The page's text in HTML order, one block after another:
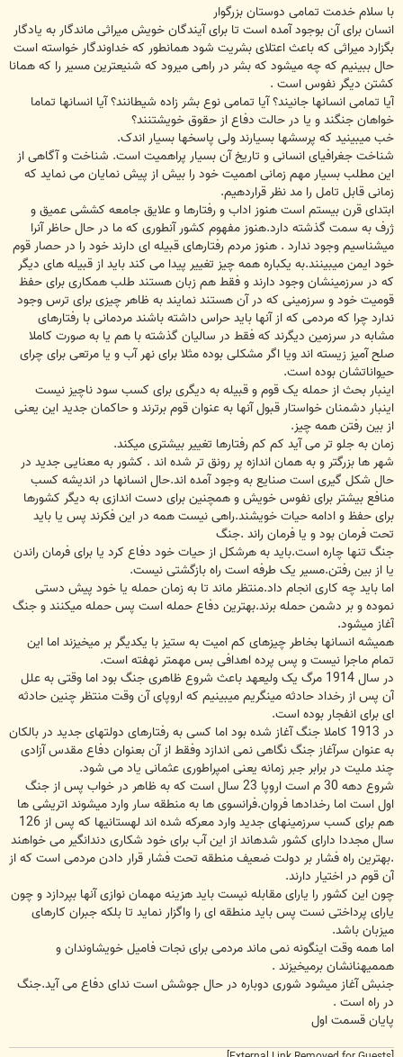
ت
با سلام خدمت تمامی دوستان بزرگوار
انسان برای آن بوجود آمده است تا برای آیندگان خویش میراثی ماندگار به یادگار
بگزارد میراثی که باعث اعتلای بشریت شود همانطور که خداوندگار خواسته است
حال ببینیم که چه میشود که بشر در راهی میرود که شنیعترین مسیر را که همانا
کشتن دیگر نفوس است .
آیا تمامی انسانها جانیند؟ آیا تمامی نوع بشر زاده شیطانند؟ آیا انسانها تماما
خواهان جنگند و یا در حالت دفاع از حقوق خویشتنند؟
خب میبینید که پرسشها بسیارند ولی پاسخها بسیار اندک.
شناخت جغرافیای انسانی و تاریخ آن بسیار پراهمیت است. شناخت و آگاهی از
این مطلب بسیار مهم زمانی اهمیت خود را بیش از پیش نمایان می نماید که
زمانی قابل تامل را مد نظر قراردهیم.
ابتدای قرن بیستم است هنوز اداب و رفتارها و علایق جامعه کششی عمیق و
ژرف به سمت گذشته دارد.هنوز مفهوم کشور آنطوری که ما در حال حاظر آنرا
میشناسیم وجود ندارد . هنوز مردم رفتارهای قبیله ای دارند خود را در حصار قوم
خود ایمن میبینند.به یکباره همه چیز تغییر پیدا می کند باید از قبیله های دیگر
که در سرزمینشان وجود دارند و فقط هم زبان هستند طلب همکاری برای حفظ
قومیت خود و سرزمینی که در آن هستند نمایند به ظاهر چیزی برای ترس وجود
ندارد چرا که مردمی که از آنها باید حراس داشته باشند مردمانی با رفتارهای
مشابه در سرزمين دیگرند که فقط در سالیان گذشته با هم یا به صورت کاملا
صلح آمیز زیسته اند ویا اگر مشکلی بوده مثلا برای نهر آب و یا مرتعی برای چرای
حیواناتشان بوده است.
اینبار بحث از حمله یک قوم و قبیله به دیگری برای کسب سود ناچیز نیست
اینبار دشمنان خواستار قبول آنها به عنوان قوم برترند و حاکمان جدید این یعنی
از بین رفتن همه چیز.
زمان به جلو تر می آید کم کم رفتارها تغییر بیشتری میکند.
شهر ها بزرگتر و به همان اندازه پر رونق تر شده اند . کشور به معنایی جدید در
حال شکل گیری است صنایع به وجود آمده اند.حال انسانها در انديشه کسب
منافع بیشتر برای نفوس خویش و همچنین برای دست اندازی به دیگر کشورها
برای حفظ و ادامه حیات خویشند.راهی نیست همه در این فکرند پس یا باید
تحت فرمان بود و یا فرمان راند .جنگ
جنگ تنها چاره است.باید به هرشکل از حیات خود دفاع کرد یا برای فرمان راندن
یا از بین رفتن.مسیر یک طرفه است راه بازگشتی نیست.
اما باید چه کاری انجام داد.منتظر ماند تا به زمان حمله یا خود پیش دستی
نموده و بر دشمن حمله برند.بهترین دفاع حمله است پس حمله میکنند و جنگ
آغاز میشود.
همیشه انسانها بخاطر چیزهای کم امیت به ستیز با یکدیگر بر میخیزند اما این
تمام ماجرا نیست و پس پرده اهدافی بس مهمتر نهفته است.
در سال 1914 مرگ یک ولیعهد باعث شروع ظاهری جنگ بود اما وقتی به علل
آن پس از رخداد حادثه مینگریم میبینیم که اروپای آن وقت منتظر چنین حادثه
ای برای انفجار بوده است.
در 1913 کاملا جنگ آغاز شده بود اما کسی به رفتارهای دولتهای جدید در بالکان
به عنوان سرآغاز جنگ نگاهی نمی اندازد وفقط از آن بعنوان دفاع مقدس آزادی
چند ملیت در برابر جبر زمانه یعنی امپراطوری عثمانی یاد می شود.
شروع دهه 30 م است اروپا 23 سال است که به ظاهر در خواب پس از جنگ
اول است اما رخدادها فروان.فرانسوی ها به منطقه سار وارد میشوند اتریشی ها
هم برای کسب سرزمینهای جدید وارد معرکه شده اند لهستانیها که پس از 126
سال مجددا دارای کشور شدهاند از این آب برای خود شکاری دندانگیر می خواهند
.بهترین راه فشار بر دولت ضعیف منطقه تحت فشار قرار دادن مردمی است که از
آن قوم در اختیار دارند.
چون این کشور را یارای مقابله نیست باید هزینه مهمان نوازی آنها بپردازد و چون
یارای پرداختی نست پس باید منطقه ای را واگزار نماید تا بلکه جبران کارهای
میزبان باشد.
اما همه وقت اینگونه نمی ماند مردمی برای نجات فامیل خویشاوندان و
هممیهنانشان برمیخیزند .
جنبش آغاز میشود شوری دوباره در حال جوشش است ندای دفاع می آید.جنگ
در راه است .
پایان قسمت اول